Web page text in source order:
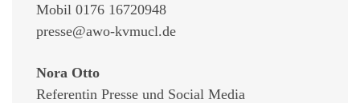
Mobil 0176 16720948
presse@awo-kvmucl.de
Nora Otto
Referentin Presse und Social Media